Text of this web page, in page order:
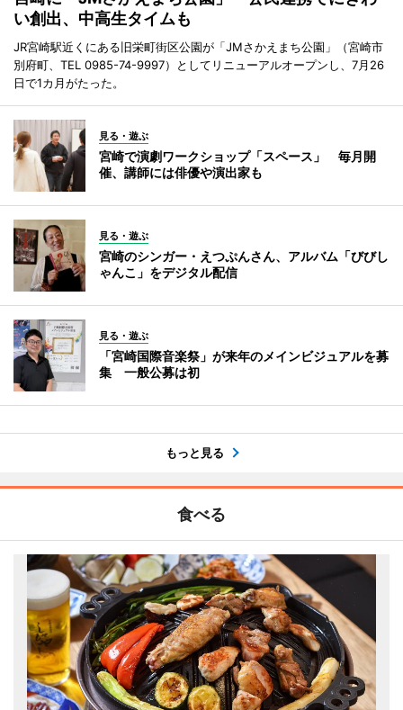
い創出、中高生タイムも
JR宮崎駅近くにある旧栄町街区公園が「JMさかえまち公園」（宮崎市
別府町、TEL 0985-74-9997）としてリニューアルオープンし、7月26
日で1カ月がたった。
見る・遊ぶ
宮崎で演劇ワークショップ「スペース」 毎月開
催、講師には俳優や演出家も
見る・遊ぶ
宮崎のシンガー・えつぷんさん、アルバム「びびし
ゃんこ」をデジタル配信
見る・遊ぶ
「宮崎国際音楽祭」が来年のメインビジュアルを募
集 一般公募は初
もっと見る
食べる